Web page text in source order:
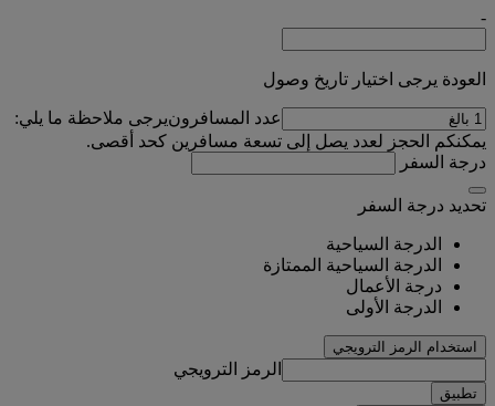
-
العودة يرجى اختيار تاريخ وصول
عدد المسافرونيرجى ملاحظة ما يلي:
يمكنكم الحجز لعدد يصل إلى تسعة مسافرين كحد أقصى.
درجة السفر
تحديد درجة السفر
الدرجة السياحية
الدرجة السياحية الممتازة
درجة الأعمال
الدرجة الأولى
استخدام الرمز الترويجي
الرمز الترويجي
تطبيق